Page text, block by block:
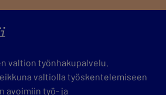
valtion työnhakupalvelu.
valtiolla työskentelemiseen
avoimiin työ- ja